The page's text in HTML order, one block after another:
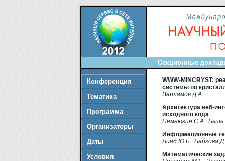
Конференция
Тематика
Программа
Организаторы
Даты
Условия
Секционные
WWW-MINCRYST:
системы по
Варламов Д.А.
Архитектура веб-
исходного кода
Немнюгин С.А.,
Информационные
Линд Ю.Б., Байкова
Математические